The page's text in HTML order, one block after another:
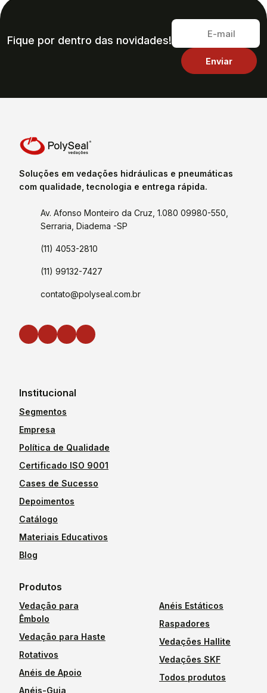
Fique por dentro das novidades!
Soluções em vedações hidráulicas e pneumáticas
com qualidade, tecnologia e entrega rápida.
Av. Afonso Monteiro da Cruz, 1.080 09980-550,
Serraria, Diadema -SP
(11) 4053-2810
(11) 99132-7427
contato@polyseal.com.br
Institucional
Segmentos
Empresa
Política de Qualidade
Certificado ISO 9001
Cases de Sucesso
Depoimentos
Catálogo
Materiais Educativos
Blog
Produtos
Vedação para
Êmbolo
Vedação para Haste
Rotativos
Anéis de Apoio
Anéis-Guia
Anéis Estáticos
Raspadores
Vedações Hallite
Vedações SKF
Todos produtos